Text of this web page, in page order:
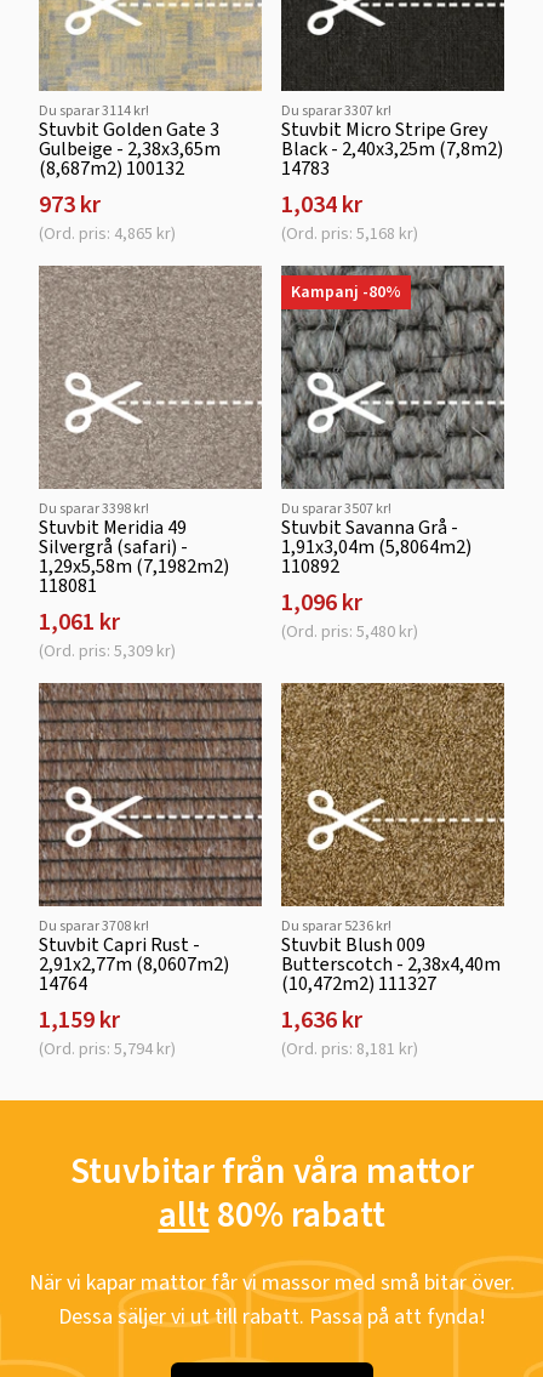
Du sparar 3114 kr!
Stuvbit Golden Gate 3
Gulbeige - 2,38x3,65m
(8,687m2) 100132
973 kr
(Ord. pris: 4,865 kr)
Du sparar 3307 kr!
Stuvbit Micro Stripe Grey
Black - 2,40x3,25m (7,8m2)
14783
1,034 kr
(Ord. pris: 5,168 kr)
Du sparar 3398 kr!
Stuvbit Meridia 49
Silvergrå (safari) -
1,29x5,58m (7,1982m2)
118081
1,061 kr
(Ord. pris: 5,309 kr)
Kampanj -80%
Du sparar 3507 kr!
Stuvbit Savanna Grå -
1,91x3,04m (5,8064m2)
110892
1,096 kr
(Ord. pris: 5,480 kr)
Du sparar 3708 kr!
Stuvbit Capri Rust -
2,91x2,77m (8,0607m2)
14764
1,159 kr
(Ord. pris: 5,794 kr)
Du sparar 5236 kr!
Stuvbit Blush 009
Butterscotch - 2,38x4,40m
(10,472m2) 111327
1,636 kr
(Ord. pris: 8,181 kr)
Stuvbitar från våra mattor
allt80% rabatt
När vi kapar mattor får vi massor med små bitar över.
Dessa säljer vi ut till rabatt. Passa på att fynda!